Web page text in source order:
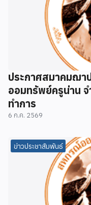
ประกาศสมาคมฌา
ออมทรัพย์ครูน่าน จ
ทำการ
6 ก.ค. 2569
ข่าวประชาสัมพันธ์